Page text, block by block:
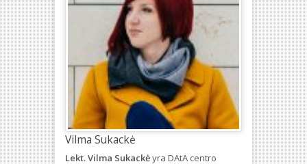
Vilma Sukackė
Lekt. Vilma Sukackėyra DAtA centro